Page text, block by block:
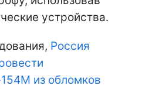
устройства.
Россия
из обломков